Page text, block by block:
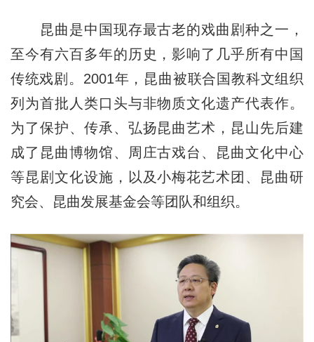
昆曲是中国现存最古老的戏曲剧种之一，
至今有六百多年的历史，影响了几乎所有中国
传统戏剧。2001年，昆曲被联合国教科文组织
列为首批人类口头与非物质文化遗产代表作。
为了保护、传承、弘扬昆曲艺术，昆山先后建
成了昆曲博物馆、周庄古戏台、昆曲文化中心
等昆剧文化设施，以及小梅花艺术团、昆曲研
究会、昆曲发展基金会等团队和组织。